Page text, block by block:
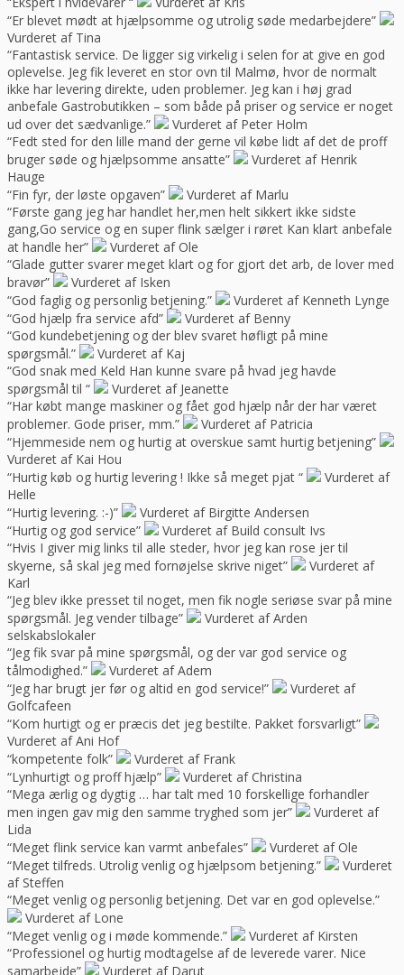
“Er blevet mødt at hjælpsomme og utrolig søde medarbejdere”
Vurderet af Tina
“Fantastisk service. De ligger sig virkelig i selen for at give en god
oplevelse. Jeg fik leveret en stor ovn til Malmø, hvor de normalt
ikke har levering direkte, uden problemer. Jeg kan i høj grad
anbefale Gastrobutikken – som både på priser og service er noget
ud over det sædvanlige.”
Vurderet af Peter Holm
“Fedt sted for den lille mand der gerne vil købe lidt af det de proff
bruger søde og hjælpsomme ansatte”
Vurderet af Henrik
Hauge
“Fin fyr, der løste opgaven”
Vurderet af Marlu
“Første gang jeg har handlet her,men helt sikkert ikke sidste
gang,Go service og en super flink sælger i røret Kan klart anbefale
at handle her”
Vurderet af Ole
“Glade gutter svarer meget klart og for gjort det arb, de lover med
bravør”
Vurderet af Isken
“God faglig og personlig betjening.”
Vurderet af Kenneth Lynge
“God hjælp fra service afd”
Vurderet af Benny
“God kundebetjening og der blev svaret høfligt på mine
spørgsmål.”
Vurderet af Kaj
“God snak med Keld Han kunne svare på hvad jeg havde
spørgsmål til “
Vurderet af Jeanette
“Har købt mange maskiner og fået god hjælp når der har været
problemer. Gode priser, mm.”
Vurderet af Patricia
“Hjemmeside nem og hurtig at overskue samt hurtig betjening”
Vurderet af Kai Hou
“Hurtig køb og hurtig levering ! Ikke så meget pjat “
Vurderet af
Helle
“Hurtig levering. :-)”
Vurderet af Birgitte Andersen
“Hurtig og god service”
Vurderet af Build consult Ivs
“Hvis I giver mig links til alle steder, hvor jeg kan rose jer til
skyerne, så skal jeg med fornøjelse skrive niget”
Vurderet af
Karl
“Jeg blev ikke presset til noget, men fik nogle seriøse svar på mine
spørgsmål. Jeg vender tilbage”
Vurderet af Arden
selskabslokaler
“Jeg fik svar på mine spørgsmål, og der var god service og
tålmodighed.”
Vurderet af Adem
“Jeg har brugt jer før og altid en god service!”
Vurderet af
Golfcafeen
“Kom hurtigt og er præcis det jeg bestilte. Pakket forsvarligt”
Vurderet af Ani Hof
“kompetente folk”
Vurderet af Frank
“Lynhurtigt og proff hjælp”
Vurderet af Christina
“Mega ærlig og dygtig … har talt med 10 forskellige forhandler
men ingen gav mig den samme tryghed som jer”
Vurderet af
Lida
“Meget flink service kan varmt anbefales”
Vurderet af Ole
“Meget tilfreds. Utrolig venlig og hjælpsom betjening.”
Vurderet
af Steffen
“Meget venlig og personlig betjening. Det var en god oplevelse.”
Vurderet af Lone
“Meget venlig og i møde kommende.”
Vurderet af Kirsten
“Professionel og hurtig modtagelse af de leverede varer. Nice
samarbejde”
Vurderet af Darut